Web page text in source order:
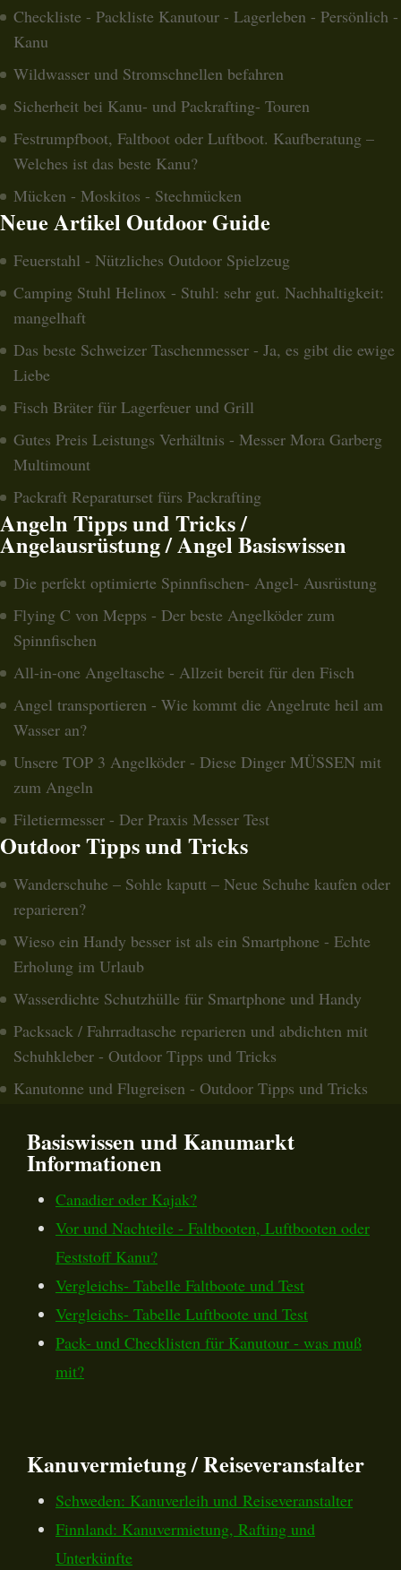
Checkliste - Packliste Kanutour - Lagerleben - Persönlich -
Kanu
Wildwasser und Stromschnellen befahren
Sicherheit bei Kanu- und Packrafting- Touren
Festrumpfboot, Faltboot oder Luftboot. Kaufberatung –
Welches ist das beste Kanu?
Mücken - Moskitos - Stechmücken
Neue Artikel Outdoor Guide
Feuerstahl - Nützliches Outdoor Spielzeug
Camping Stuhl Helinox - Stuhl: sehr gut. Nachhaltigkeit:
mangelhaft
Das beste Schweizer Taschenmesser - Ja, es gibt die ewige
Liebe
Fisch Bräter für Lagerfeuer und Grill
Gutes Preis Leistungs Verhältnis - Messer Mora Garberg
Multimount
Packraft Reparaturset fürs Packrafting
Angeln Tipps und Tricks /
Angelausrüstung / Angel Basiswissen
Die perfekt optimierte Spinnfischen- Angel- Ausrüstung
Flying C von Mepps - Der beste Angelköder zum
Spinnfischen
All-in-one Angeltasche - Allzeit bereit für den Fisch
Angel transportieren - Wie kommt die Angelrute heil am
Wasser an?
Unsere TOP 3 Angelköder - Diese Dinger MÜSSEN mit
zum Angeln
Filetiermesser - Der Praxis Messer Test
Outdoor Tipps und Tricks
Wanderschuhe – Sohle kaputt – Neue Schuhe kaufen oder
reparieren?
Wieso ein Handy besser ist als ein Smartphone - Echte
Erholung im Urlaub
Wasserdichte Schutzhülle für Smartphone und Handy
Packsack / Fahrradtasche reparieren und abdichten mit
Schuhkleber - Outdoor Tipps und Tricks
Kanutonne und Flugreisen - Outdoor Tipps und Tricks
Basiswissen und Kanumarkt
Informationen
Canadier oder Kajak?
Vor und Nachteile - Faltbooten, Luftbooten oder
Feststoff Kanu?
Vergleichs- Tabelle Faltboote und Test
Vergleichs- Tabelle Luftboote und Test
Pack- und Checklisten für Kanutour - was muß
mit?
Kanuvermietung / Reiseveranstalter
Schweden: Kanuverleih und Reiseveranstalter
Finnland: Kanuvermietung, Rafting und
Unterkünfte